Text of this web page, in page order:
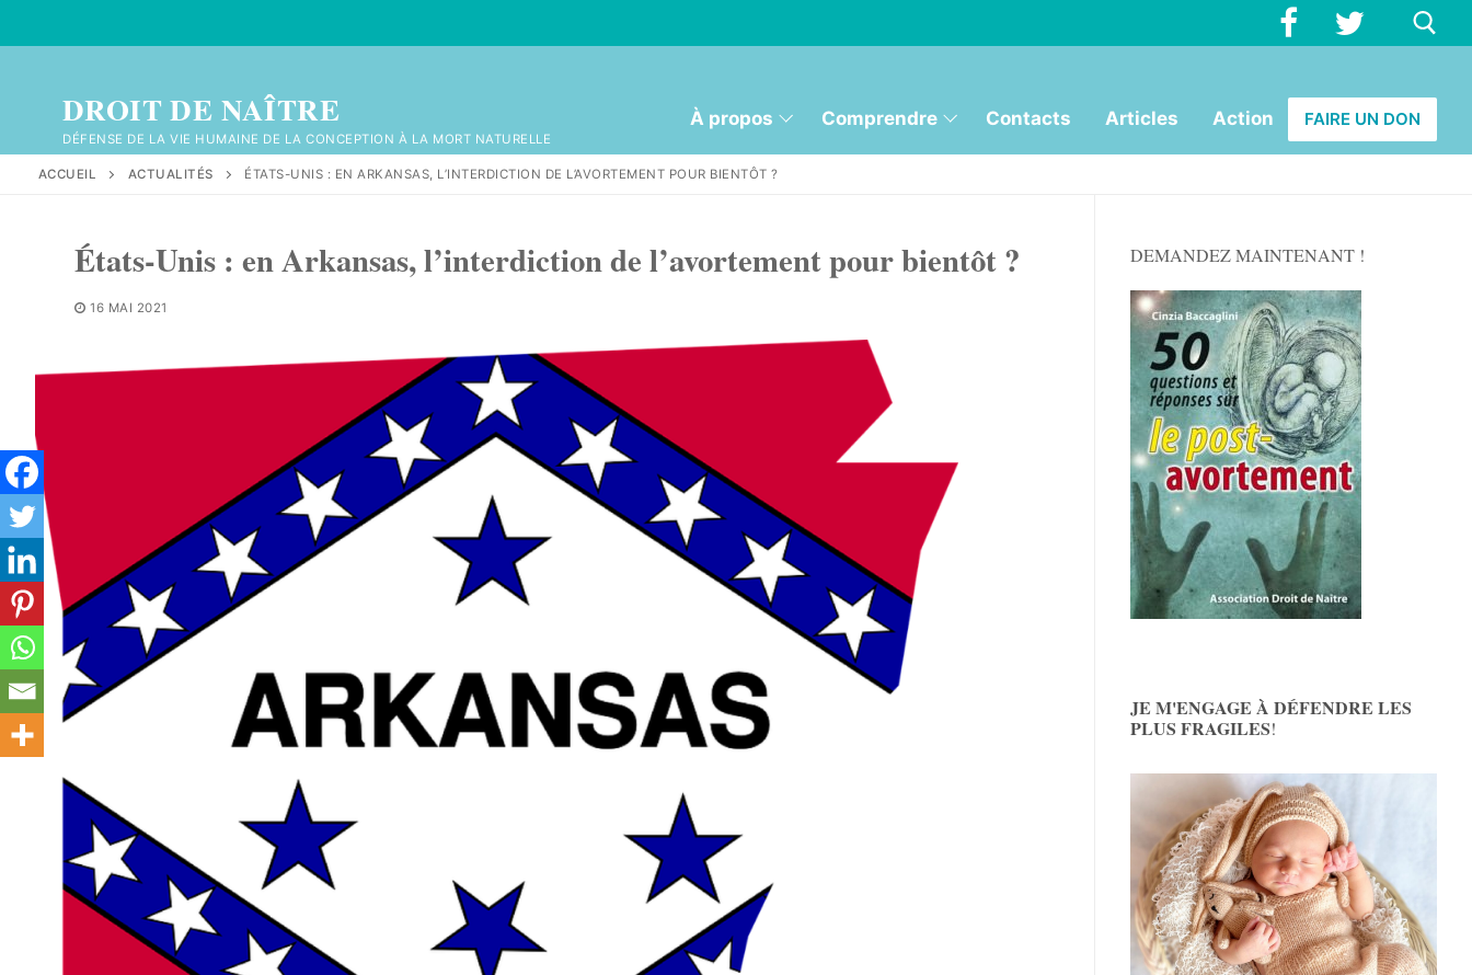
Rechercher :
DROIT DE NAÎTRE
DÉFENSE DE LA VIE HUMAINE DE LA CONCEPTION À LA MORT NATURELLE
À propos Comprendre Contacts Articles Action FAIRE UN DON
ACCUEIL ACTUALITÉS ÉTATS-UNIS : EN ARKANSAS, L’INTERDICTION DE L’AVORTEMENT POUR BIENTÔT ?
États-Unis : en Arkansas, l’interdiction de l’avortement pour bientôt ?
16 MAI 2021
DEMANDEZ MAINTENANT !
JE M'ENGAGE À DÉFENDRE LES
PLUS FRAGILES!